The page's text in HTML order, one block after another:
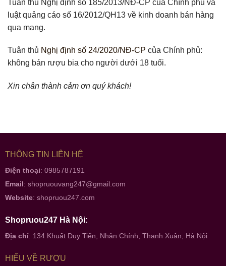
Tuân thủ Nghị định số 185/2013/NĐ-CP của Chính phủ và
luật quảng cáo số 16/2012/QH13 về kinh doanh bán hàng
qua mạng.
Tuân thủ Nghị định số 24/2020/NĐ-CP của Chính phủ:
không bán rượu bia cho người dưới 18 tuổi.
Xin chân thành cảm ơn quý khách!
THÔNG TIN LIÊN HỆ
Điện thoại: 0985787191
Email: shopruouvang247@gmail.com
Website: shopruou247.com
Shopruou247 Hà Nội:
Địa chỉ: 134 Khuất Duy Tiến, Nhân Chính, Thanh Xuân, Hà Nội
HIỂU VỀ RƯỢU